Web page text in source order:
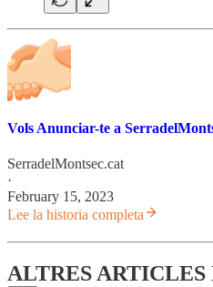
Vols Anunciar-te a
SerradelMontsec.cat
·
February 15, 2023
Lee la historia completa
ALTRES